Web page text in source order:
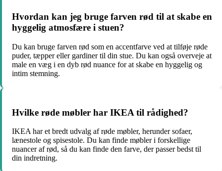
Hvordan kan jeg bruge farven rød til at skabe en
hyggelig atmosfære i stuen?
Du kan bruge farven rød som en accentfarve ved at tilføje røde
puder, tæpper eller gardiner til din stue. Du kan også overveje at
male en væg i en dyb rød nuance for at skabe en hyggelig og
intim stemning.
Hvilke røde møbler har IKEA til rådighed?
IKEA har et bredt udvalg af røde møbler, herunder sofaer,
lænestole og spisestole. Du kan finde møbler i forskellige
nuancer af rød, så du kan finde den farve, der passer bedst til
din indretning.